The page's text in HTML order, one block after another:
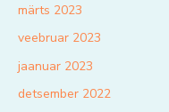
märts 2023
veebruar 2023
jaanuar 2023
detsember 2022